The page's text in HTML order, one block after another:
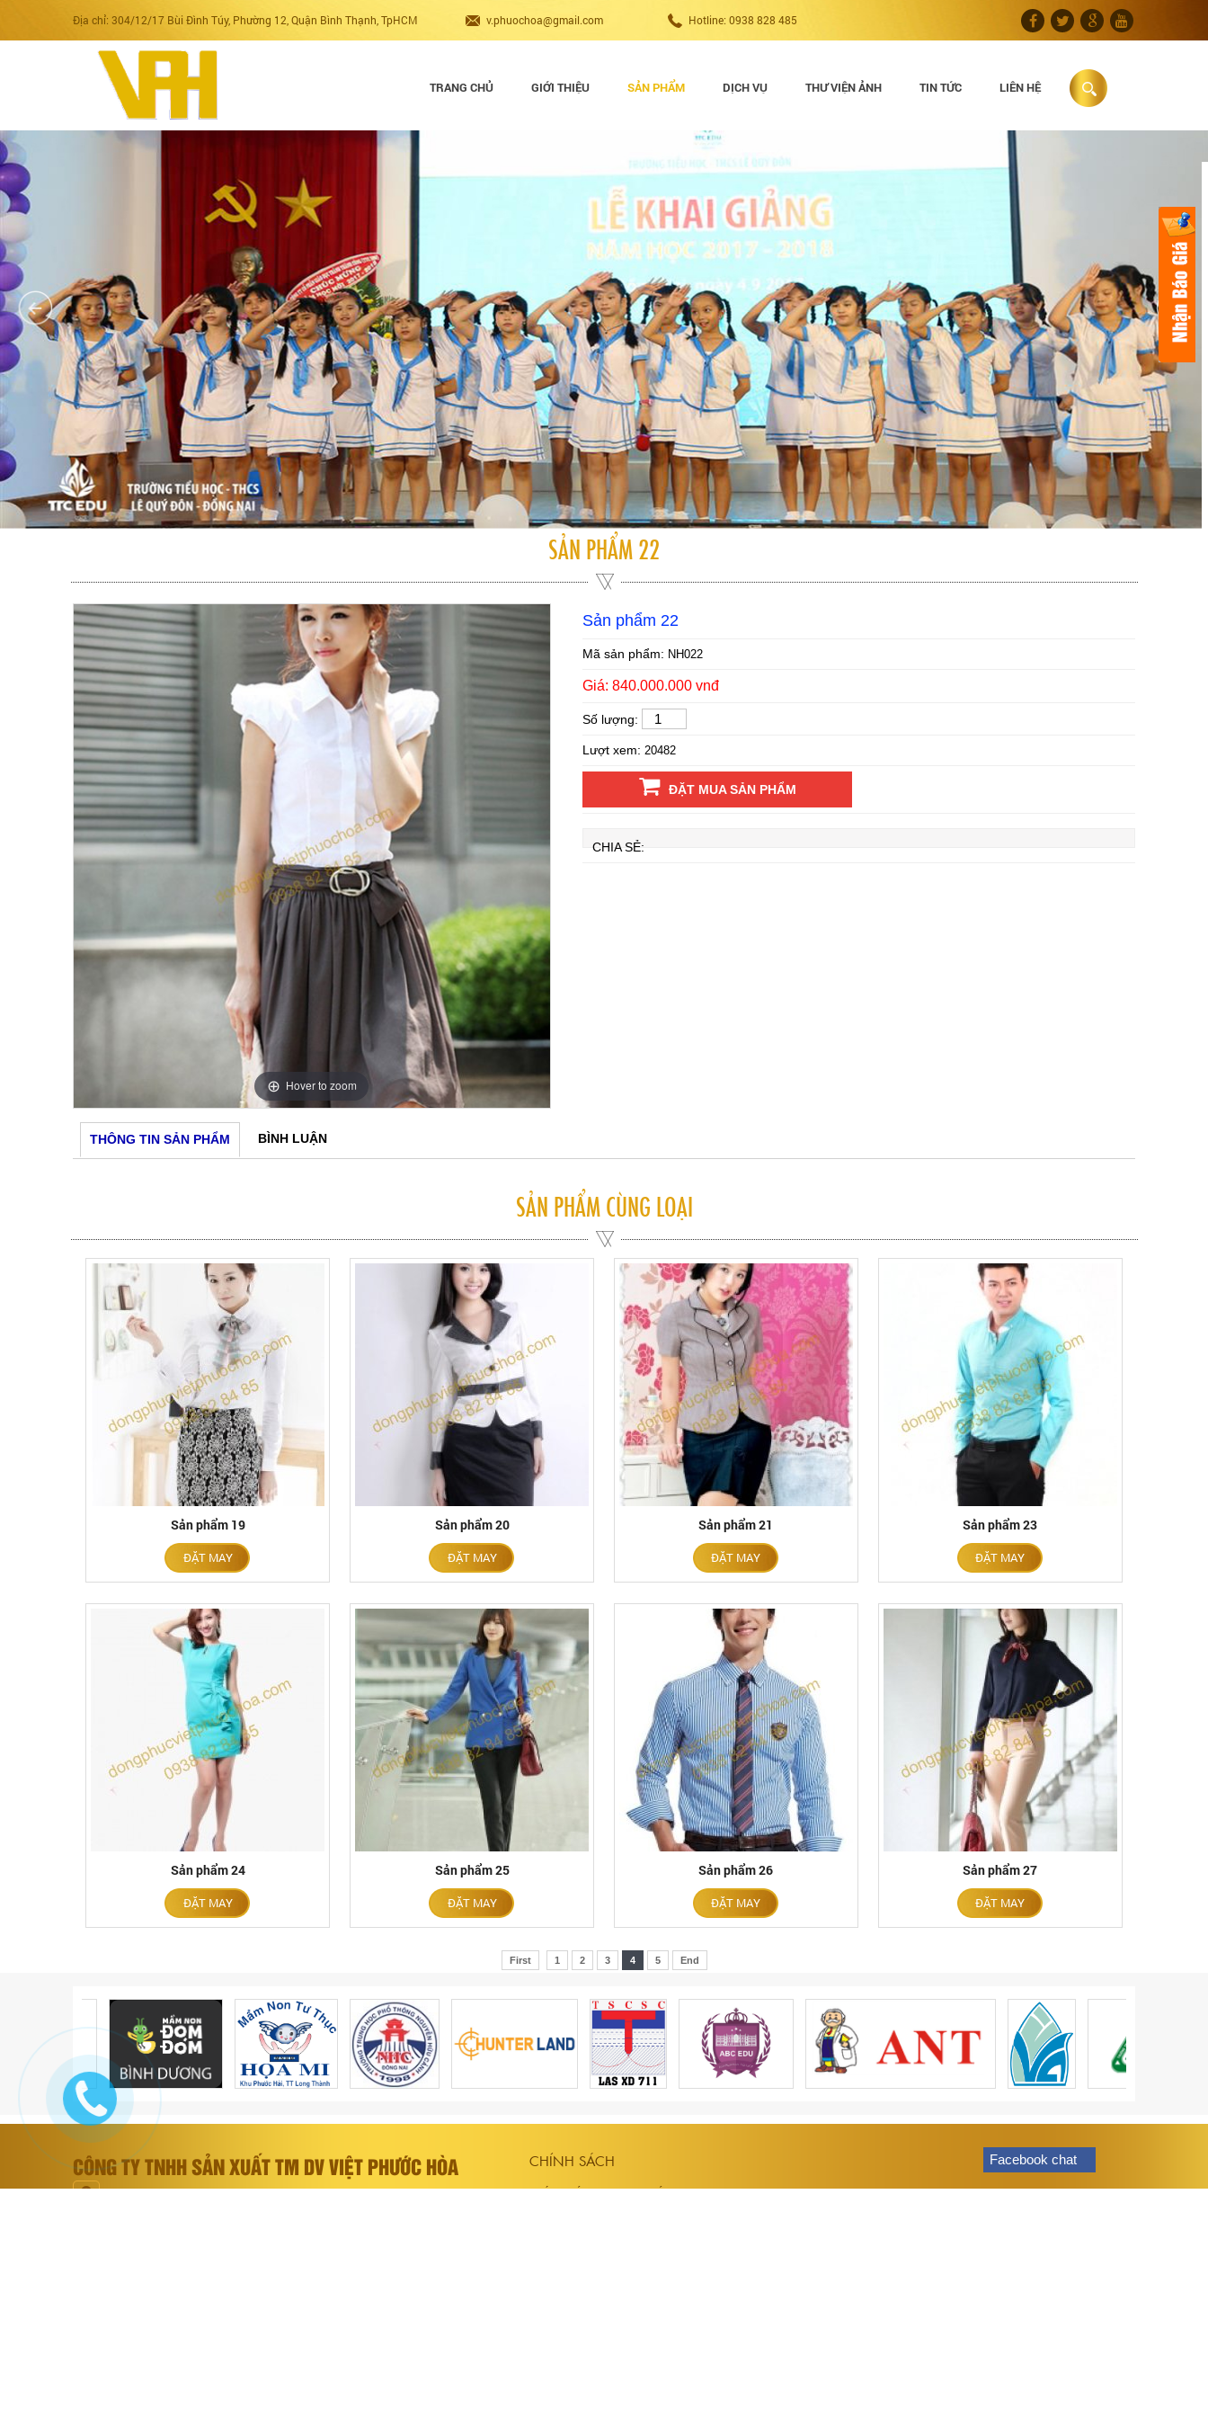
Địa chỉ: 304/12/17 Bùi Đình Túy, Phường 12, Quận Bình Thạnh, TpHCM v.phuochoa@gmail.com Hotline: 0938 828 485
TRANG CHỦ GIỚI THIỆU SẢN PHẨM DỊCH VỤ THƯ VIỆN ẢNH TIN TỨC LIÊN HỆ
SẢN PHẨM 22
Hover to zoom
Sản phẩm 22
Mã sản phẩm: NH022
Giá: 840.000.000 vnđ
Số lượng:
Lượt xem: 20482
ĐẶT MUA SẢN PHẨM
CHIA SẺ:
THÔNG TIN SẢN PHẨM BÌNH LUẬN
SẢN PHẨM CÙNG LOẠI
Sản phẩm 19
ĐẶT MAY
Sản phẩm 20
ĐẶT MAY
Sản phẩm 21
ĐẶT MAY
Sản phẩm 23
ĐẶT MAY
Sản phẩm 24
ĐẶT MAY
Sản phẩm 25
ĐẶT MAY
Sản phẩm 26
ĐẶT MAY
Sản phẩm 27
ĐẶT MAY
First 1 2 3 4 5 End
CÔNG TY TNHH SẢN XUẤT TM DV VIỆT PHƯỚC HÒA CHÍNH SÁCH
CHÍNH SÁCH THANH TOÁN
Facebook chat